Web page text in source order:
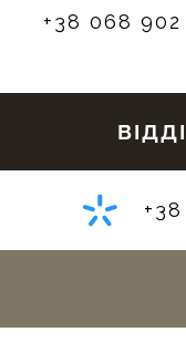
+38 068